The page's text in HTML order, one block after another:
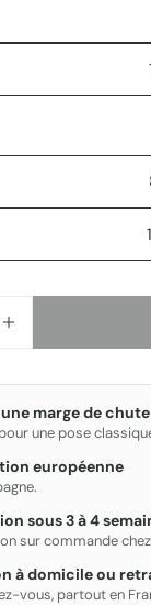
LA QUANTITÉ
AUGMENTER
marge de chute
une pose
européenne
sous 3 à 4
sur commande
à domicile ou
vous, partout en
Les champs marqués